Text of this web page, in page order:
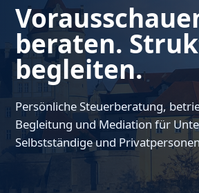
beraten.
begleiten.
Persönliche Steuerberatung,
Begleitung und Mediation für
Selbstständige und